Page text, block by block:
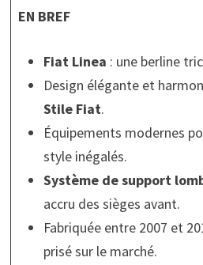
EN BREF
Fiat Linea : une berline
Design élégante et
Stile Fiat.
Équipements modernes
style inégalés.
Système de support
accru des sièges avant.
Fabriquée entre 2007 et
prisé sur le marché.